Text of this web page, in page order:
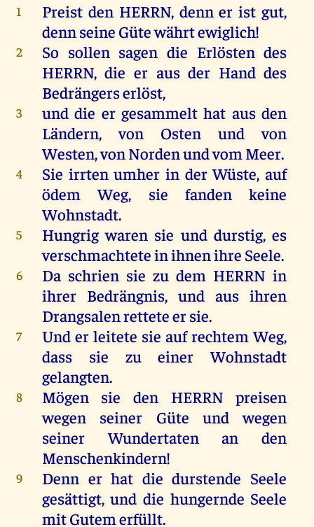
1 Preist den HERRN, denn er ist gut,
dennseine Gütewährtewiglich!
2 So sollen sagen die Erlösten des
HERRN,die er aus der Hand des
Bedrängerserlöst,
3 und die er gesammelt hat aus den
Ländern,vonOstenund
von
Westen,vonNordenundvom Meer.
4 Sie irrtenumher in der Wüste,auf
ödem
Weg, sie fanden
keine
Wohnstadt.
5 Hungrig waren sie und durstig,es
verschmachteteinihnenihre Seele.
6 Da schrien sie zu dem HERRN in
ihrer Bedrängnis, und aus ihren
Drangsalen retteteersie.
7 Und er leitete sie auf rechtem Weg,
dass sie zu einer Wohnstadt
gelangten.
8 Mögen sie den HERRN
preisen
wegen
seiner Güte und
wegen
seinerWundertatenan
den
Menschenkindern!
9 Denn er hat die durstende Seele
gesättigt,und die hungernde Seele
mitGutemerfüllt.